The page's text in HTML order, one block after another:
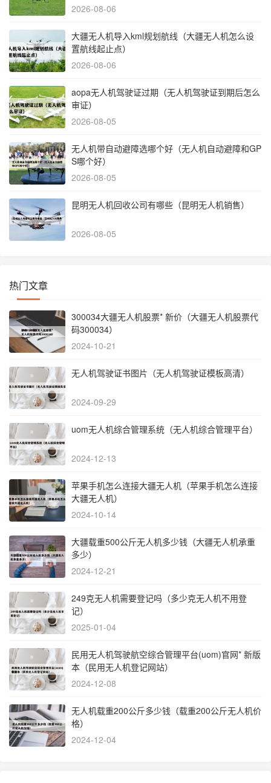
2026-08-06
大疆无人机导入kml规划航线（大疆无人机怎么设
置航线起止点）
2026-08-06
aopa无人机驾驶证过期（无人机驾驶证到期后怎么
审证）
2026-08-05
无人机带自动避障选哪个好（无人机自动避障和GP
S哪个好）
2026-08-05
昆明无人机回收公司有哪些（昆明无人机销售）
2026-08-05
热门文章
300034大疆无人机股票* 新价（大疆无人机股票代
码300034）
2024-10-21
无人机驾驶证书图片（无人机驾驶证模板高清）
2024-09-29
uom无人机综合管理系统（无人机综合管理平台）
2024-12-13
苹果手机怎么连接大疆无人机（苹果手机怎么连接
大疆无人机）
2024-10-14
大疆载重500公斤无人机多少钱（大疆无人机承重
多少）
2024-12-21
249克无人机需要登记吗（多少克无人机不用登
记）
2025-01-04
民用无人机驾驶航空综合管理平台(uom)官网* 新版
本（民用无人机登记网站）
2024-12-08
无人机载重200公斤多少钱（载重200公斤无人机价
格）
2024-12-04